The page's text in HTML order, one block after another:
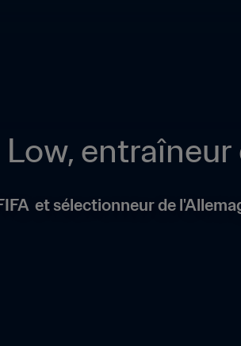
entraîneur
et sélectionneur de